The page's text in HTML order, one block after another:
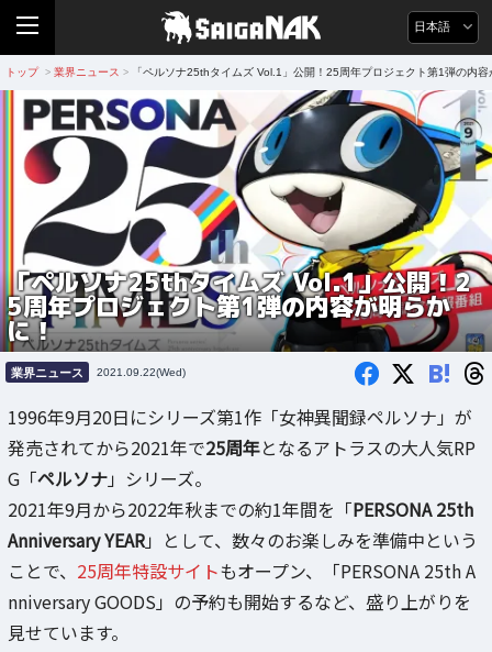
日本語
トップ > 業界ニュース > 「ペルソナ25thタイムズ Vol.1」公開！25周年プロジェクト第1弾の内
「ペルソナ25thタイムズ Vol.1」公開！2
5周年プロジェクト第1弾の内容が明らか
に！
業界ニュース 2021.09.22(Wed) B!
1996年9月20日にシリーズ第1作「女神異聞録ペルソナ」が
発売されてから2021年で25周年となるアトラスの大人気RP
G「ペルソナ」シリーズ。
2021年9月から2022年秋までの約1年間を「PERSONA 25th
Anniversary YEAR」として、数々のお楽しみを準備中という
ことで、 25周年特設サイトもオープン、「PERSONA 25th A
nniversary GOODS」の予約も開始するなど、盛り上がりを
見せています。